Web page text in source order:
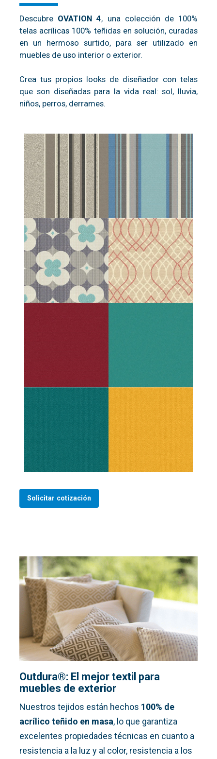
Descubre OVATION 4, una colección de 100%
telas acrílicas 100% teñidas en solución, curadas
en un hermoso surtido, para ser utilizado en
muebles de uso interior o exterior.
Crea tus propios looks de diseñador con telas
que son diseñadas para la vida real: sol, lluvia,
niños, perros, derrames.
SOULMATE CHARCOAL
Solicitar cotización
Outdura®: El mejor textil para
muebles de exterior
Nuestros tejidos están hechos 100% de
acrílico teñido en masa, lo que garantiza
excelentes propiedades técnicas en cuanto a
resistencia a la luz y al color, resistencia a los